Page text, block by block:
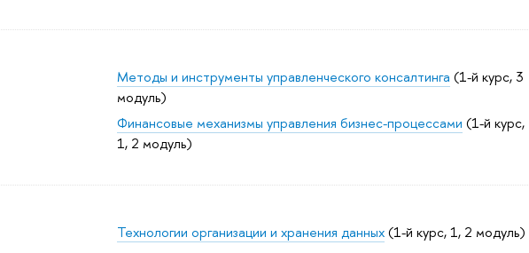
Методы и инструменты управленческого консалтинга (1-й курс, 3
модуль)
Финансовые механизмы управления бизнес-процессами (1-й курс,
1, 2 модуль)
Технологии организации и хранения данных(1-й курс, 1, 2 модуль)